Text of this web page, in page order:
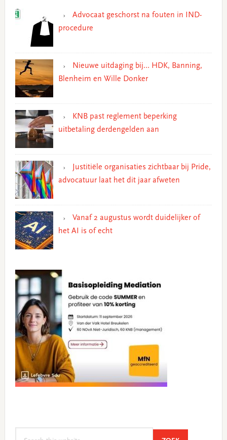
Advocaat geschorst na fouten in IND-
procedure
Nieuwe uitdaging bij… HDK, Banning,
Blenheim en Wille Donker
KNB past reglement beperking
uitbetaling derdengelden aan
Justitiële organisaties zichtbaar bij Pride,
advocatuur laat het dit jaar afweten
Vanaf 2 augustus wordt duidelijker of
het AI is of echt